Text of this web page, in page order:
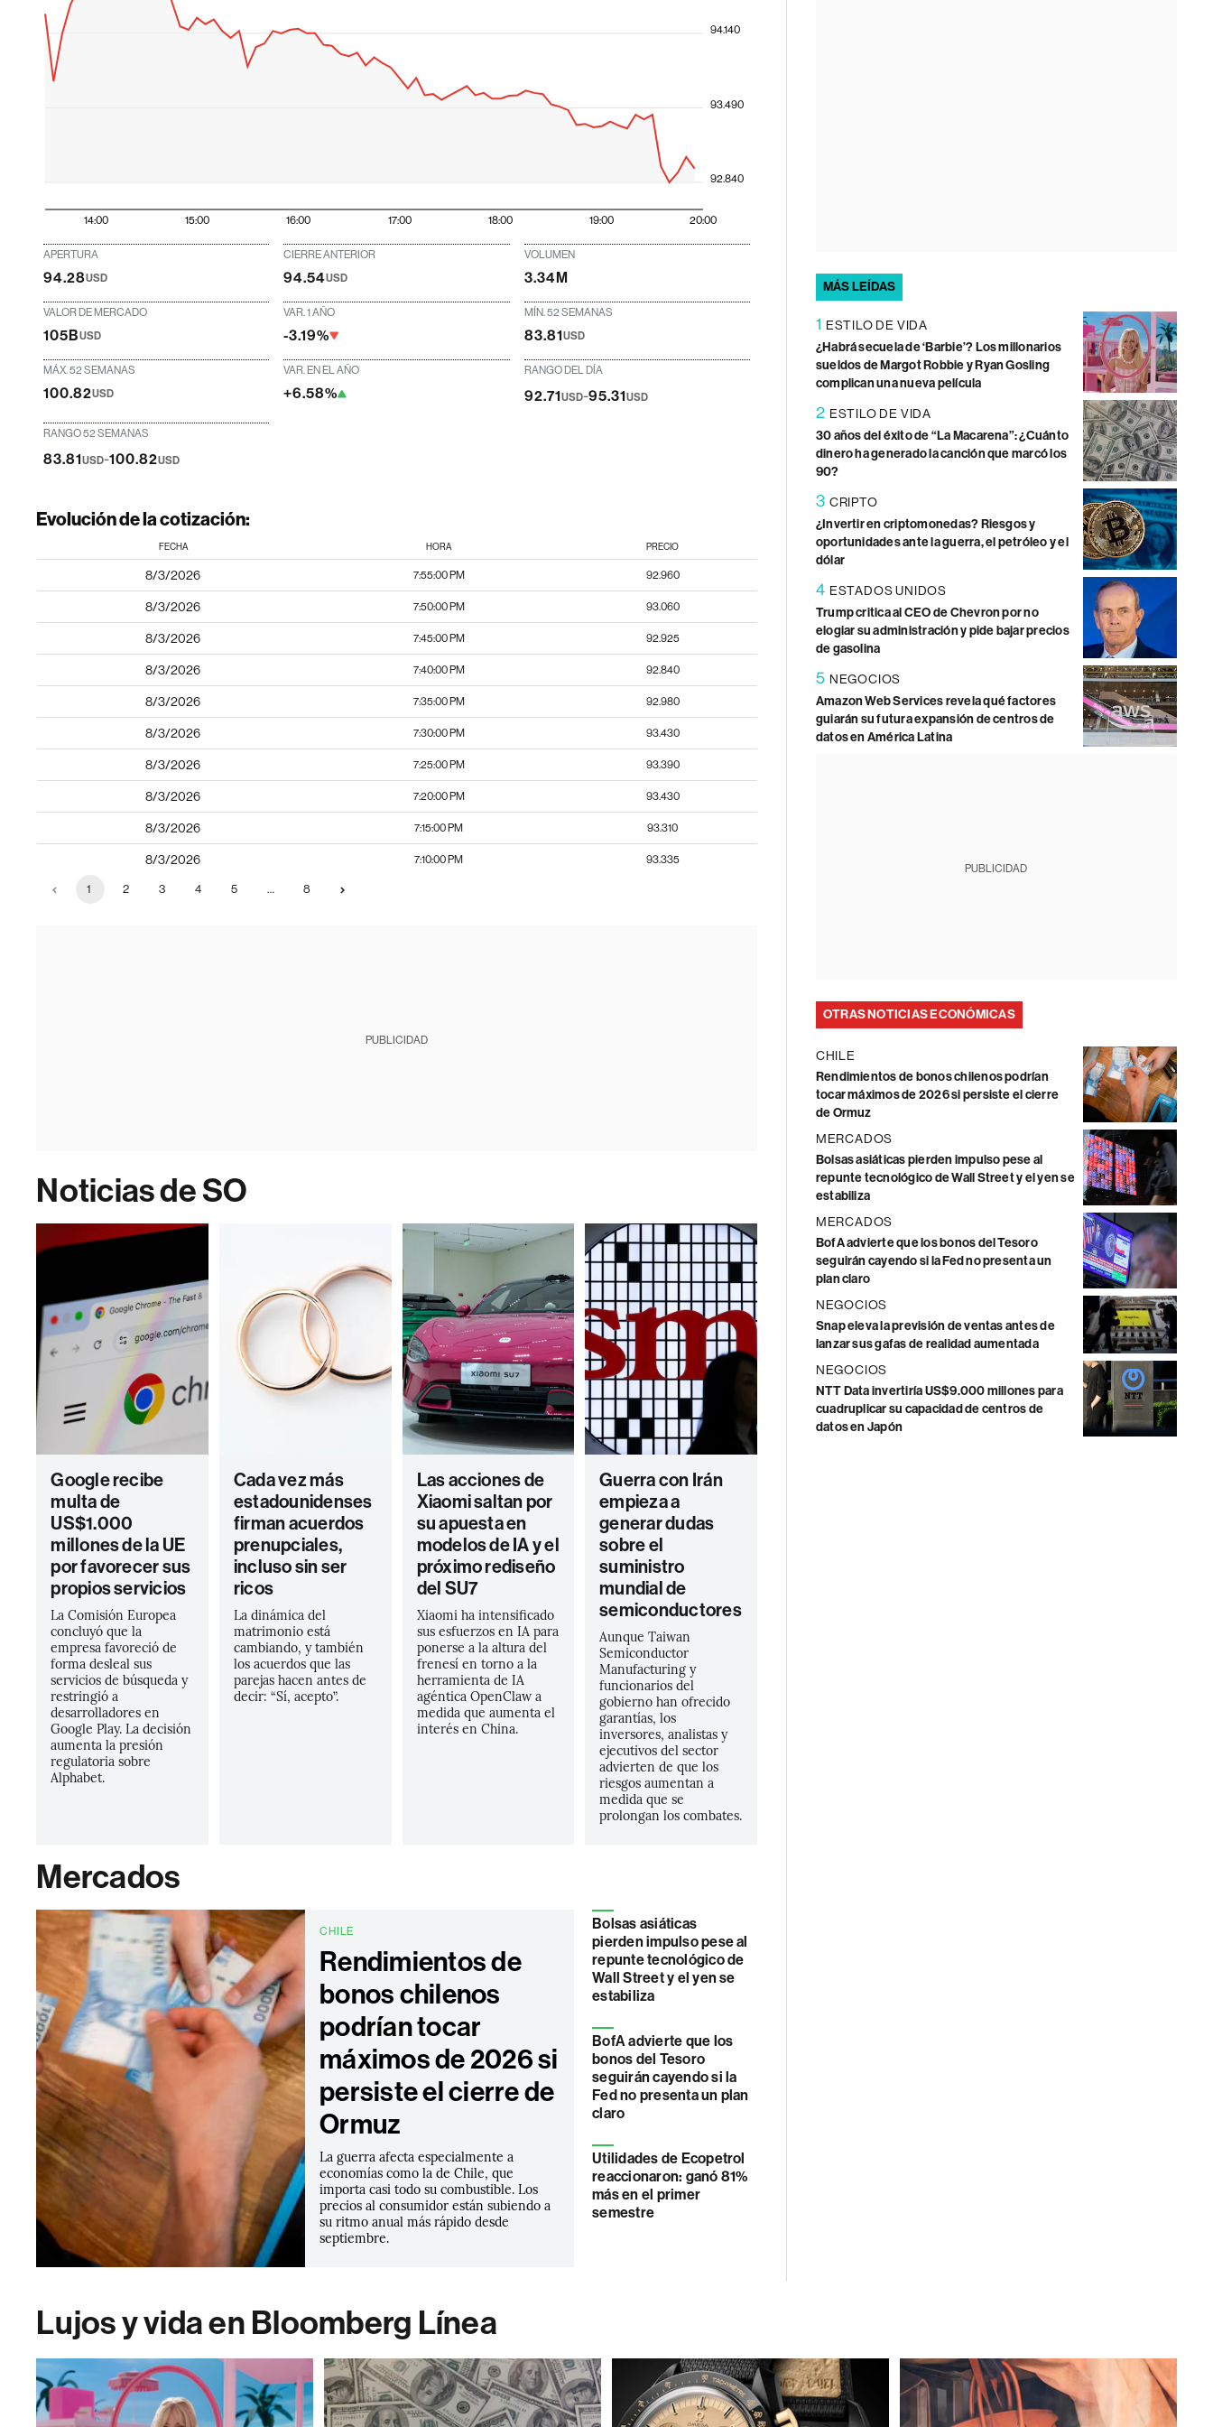
14:00 15:00 16:00 17:00 18:00 19:00 20:00
92.840
93.490
94.140
APERTURA
94.28USD
CIERRE ANTERIOR
94.54USD
VOLUMEN
3.34M
VALOR DE MERCADO
105BUSD
VAR. 1 AÑO
-3.19%
MÍN. 52 SEMANAS
83.81USD
MÁX. 52 SEMANAS
100.82USD
VAR. EN EL AÑO
+6.58%
RANGO DEL DÍA
92.71USD-95.31USD
RANGO 52 SEMANAS
83.81USD-100.82USD
Evolución de la cotización:
FECHA HORA PRECIO
8/3/2026 7:55:00 PM 92.960
8/3/2026 7:50:00 PM 93.060
8/3/2026 7:45:00 PM 92.925
8/3/2026 7:40:00 PM 92.840
8/3/2026 7:35:00 PM 92.980
8/3/2026 7:30:00 PM 93.430
8/3/2026 7:25:00 PM 93.390
8/3/2026 7:20:00 PM 93.430
8/3/2026 7:15:00 PM 93.310
8/3/2026 7:10:00 PM 93.335
1 2 3 4 5 … 8
PUBLICIDAD
Noticias de SO
Google recibe
multa de
US$1.000
millones de la UE
por favorecer sus
propios servicios
La Comisión Europea
concluyó que la
empresa favoreció de
forma desleal sus
servicios de búsqueda y
restringió a
desarrolladores en
Google Play. La decisión
aumenta la presión
regulatoria sobre
Alphabet.
Cada vez más
estadounidenses
firman acuerdos
prenupciales,
incluso sin ser
ricos
La dinámica del
matrimonio está
cambiando, y también
los acuerdos que las
parejas hacen antes de
decir: “Sí, acepto”.
Las acciones de
Xiaomi saltan por
su apuesta en
modelos de IA y el
próximo rediseño
del SU7
Xiaomi ha intensificado
sus esfuerzos en IA para
ponerse a la altura del
frenesí en torno a la
herramienta de IA
agéntica OpenClaw a
medida que aumenta el
interés en China.
Guerra con Irán
empieza a
generar dudas
sobre el
suministro
mundial de
semiconductores
Aunque Taiwan
Semiconductor
Manufacturing y
funcionarios del
gobierno han ofrecido
garantías, los
inversores, analistas y
ejecutivos del sector
advierten de que los
riesgos aumentan a
medida que se
prolongan los combates.
Mercados
CHILE
Rendimientos de
bonos chilenos
podrían tocar
máximos de 2026 si
persiste el cierre de
Ormuz
La guerra afecta especialmente a
economías como la de Chile, que
importa casi todo su combustible. Los
precios al consumidor están subiendo a
su ritmo anual más rápido desde
septiembre.
Bolsas asiáticas
pierden impulso pese al
repunte tecnológico de
Wall Street y el yen se
estabiliza
BofA advierte que los
bonos del Tesoro
seguirán cayendo si la
Fed no presenta un plan
claro
Utilidades de Ecopetrol
reaccionaron: ganó 81%
más en el primer
semestre
MÁS LEÍDAS
1 ESTILO DE VIDA
¿Habrá secuela de ‘Barbie’? Los millonarios
sueldos de Margot Robbie y Ryan Gosling
complican una nueva película
2 ESTILO DE VIDA
30 años del éxito de “La Macarena”: ¿Cuánto
dinero ha generado la canción que marcó los
90?
3 CRIPTO
¿Invertir en criptomonedas? Riesgos y
oportunidades ante la guerra, el petróleo y el
dólar
4 ESTADOS UNIDOS
Trump critica al CEO de Chevron por no
elogiar su administración y pide bajar precios
de gasolina
5 NEGOCIOS
Amazon Web Services revela qué factores
guiarán su futura expansión de centros de
datos en América Latina
PUBLICIDAD
OTRAS NOTICIAS ECONÓMICAS
CHILE
Rendimientos de bonos chilenos podrían
tocar máximos de 2026 si persiste el cierre
de Ormuz
MERCADOS
Bolsas asiáticas pierden impulso pese al
repunte tecnológico de Wall Street y el yen se
estabiliza
MERCADOS
BofA advierte que los bonos del Tesoro
seguirán cayendo si la Fed no presenta un
plan claro
NEGOCIOS
Snap eleva la previsión de ventas antes de
lanzar sus gafas de realidad aumentada
NEGOCIOS
NTT Data invertiría US$9.000 millones para
cuadruplicar su capacidad de centros de
datos en Japón
Lujos y vida en Bloomberg Línea